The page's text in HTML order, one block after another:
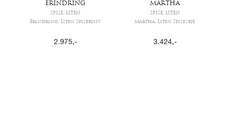
ERINDRING
SPISE, LITEN
Erindring, Liten Spisekniv
2.975,-
MARTHA
SPISE, LITEN
Märtha, Liten Spiseskje
3.424,-